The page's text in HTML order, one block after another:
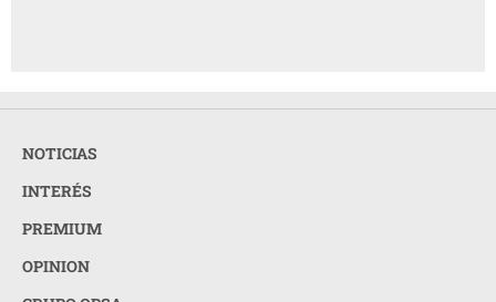
NOTICIAS
INTERÉS
PREMIUM
OPINION